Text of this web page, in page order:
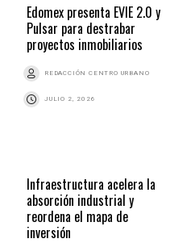
Edomex presenta EVIE 2.0 y
Pulsar para destrabar
proyectos inmobiliarios
REDACCIÓN CENTRO URBANO
JULIO 2, 2026
Infraestructura acelera la
absorción industrial y
reordena el mapa de
inversión